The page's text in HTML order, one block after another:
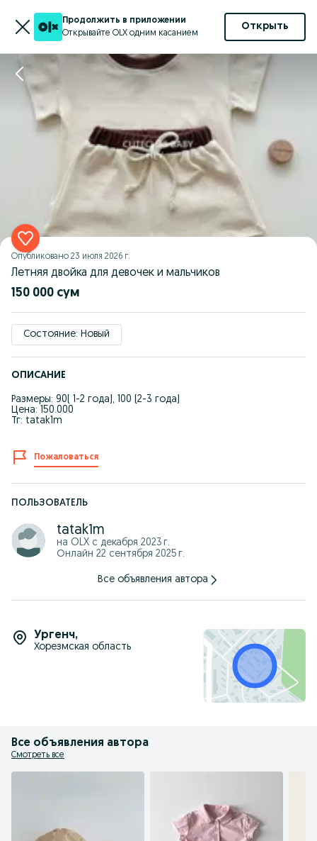
Продолжить в приложении
Открывайте OLX одним касанием
Открыть
Опубликовано 23 июля 2026 г.
Летняя двойка для девочек и мальчиков
150 000 сум
Состояние: Новый
ОПИСАНИЕ
Размеры: 90( 1-2 года), 100 (2-3 года)
Цена: 150.000
Тг: tatak1m
Пожаловаться
ПОЛЬЗОВАТЕЛЬ
tatak1m
на OLX с декабря 2023 г.
Онлайн 22 сентября 2025 г.
Все объявления автора
Ургенч,
Хорезмская область
Все объявления автора
Смотреть все